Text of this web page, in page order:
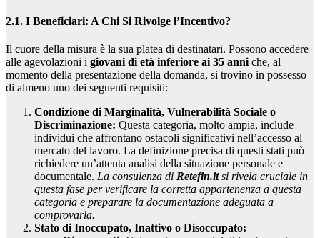
2.1. I Beneficiari: A Chi Si Rivolge l’Incentivo?
Il cuore della misura è la sua platea di destinatari. Possono accedere
alle agevolazioni i giovani di età inferiore ai 35 anni che, al
momento della presentazione della domanda, si trovino in possesso
di almeno uno dei seguenti requisiti:
Condizione di Marginalità, Vulnerabilità Sociale o
Discriminazione: Questa categoria, molto ampia, include
individui che affrontano ostacoli significativi nell’accesso al
mercato del lavoro. La definizione precisa di questi stati può
richiedere un’attenta analisi della situazione personale e
documentale. La consulenza di Retefin.itsi rivela cruciale in
questa fase per verificare la corretta appartenenza a questa
categoria e preparare la documentazione adeguata a
comprovarla.
Stato di Inoccupato, Inattivo o Disoccupato: